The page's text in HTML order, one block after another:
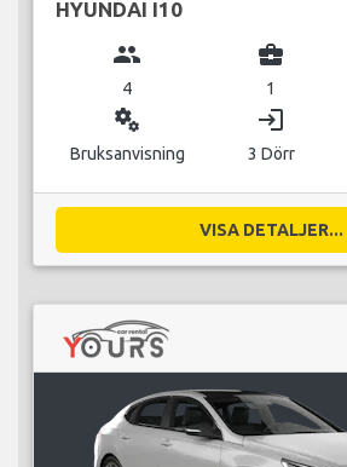
HYUNDAI I10
group
4
business_center
1
miscellaneous_services
Bruksanvisning
login
3 Dörr
VISA DETALJER...